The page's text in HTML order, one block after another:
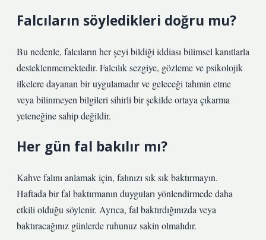
Falcıların söyledikleri doğru mu?
Bu nedenle, falcıların her şeyi bildiği iddiası bilimsel kanıtlarla
desteklenmemektedir. Falcılık sezgiye, gözleme ve psikolojik
ilkelere dayanan bir uygulamadır ve geleceği tahmin etme
veya bilinmeyen bilgileri sihirli bir şekilde ortaya çıkarma
yeteneğine sahip değildir.
Her gün fal bakılır mı?
Kahve falını anlamak için, falınızı sık sık baktırmayın.
Haftada bir fal baktırmanın duyguları yönlendirmede daha
etkili olduğu söylenir. Ayrıca, fal baktırdığınızda veya
baktıracağınız günlerde ruhunuz sakin olmalıdır.